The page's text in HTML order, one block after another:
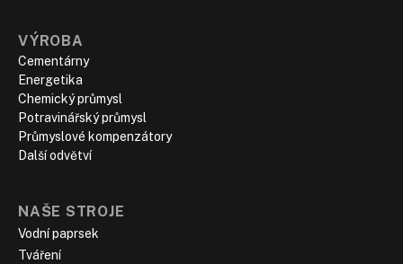
VÝROBA
Cementárny
Energetika
Chemický průmysl
Potravinářský průmysl
Průmyslové kompenzátory
Další odvětví
NAŠE STROJE
Vodní paprsek
Tváření